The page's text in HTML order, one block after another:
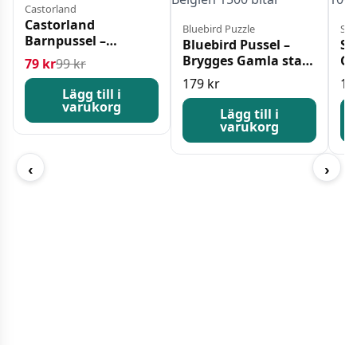
‹
Castorland
Castorland
Barnpussel –
Rapunzel 60 Bitar
99krDet ursprungliga priset var: 99 kr.
79 kr
Det nuvarande priset är: 79 kr.
Lägg till i
varukorg
Bluebird Puzzle
Bluebird Pussel –
Brygges Gamla stad,
Belgien 1500 bitar
179 kr
Lägg till i
varukorg
›